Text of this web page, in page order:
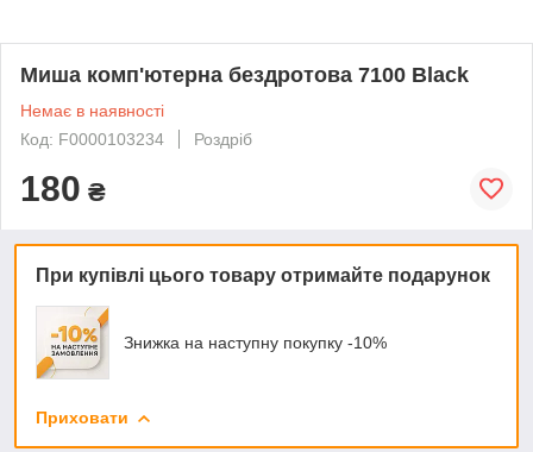
Миша комп'ютерна бездротова 7100 Black
Немає в наявності
Код: F0000103234
Роздріб
180 ₴
При купівлі цього товару отримайте подарунок
Знижка на наступну покупку -10%
Приховати